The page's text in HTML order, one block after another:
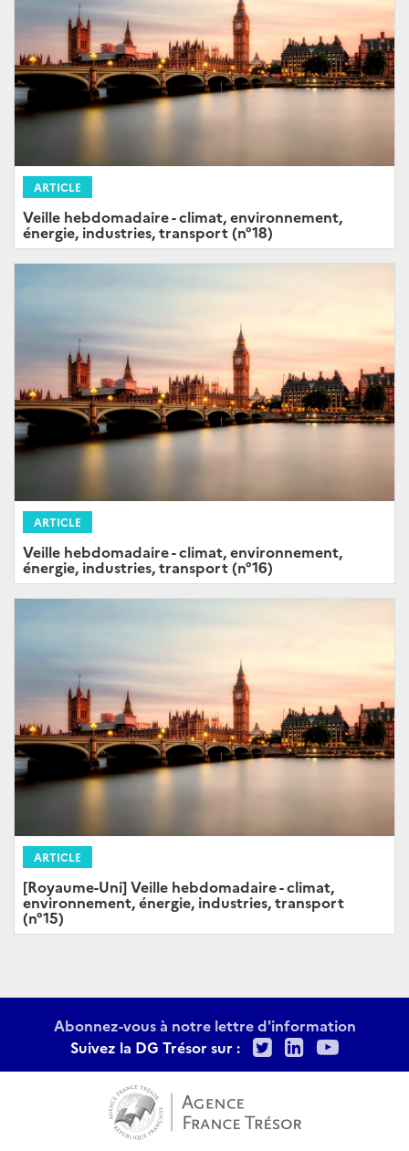
ARTICLE
Veille hebdomadaire - climat, environnement,
énergie, industries, transport (n°18)
ARTICLE
Veille hebdomadaire - climat, environnement,
énergie, industries, transport (n°16)
ARTICLE
[Royaume-Uni] Veille hebdomadaire - climat,
environnement, énergie, industries, transport
(n°15)
Abonnez-vous à notre lettre d'information
Suivez la DG Trésor sur :
TwitterLinkedIn